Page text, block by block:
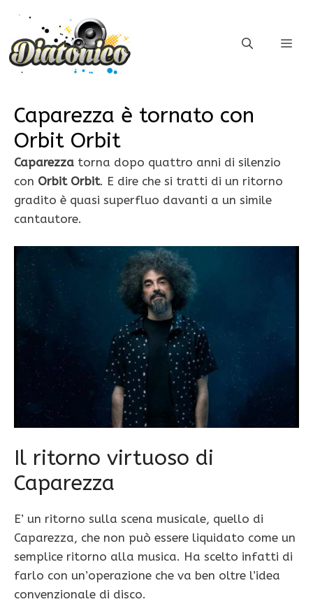
contenuto
Caparezza è tornato con
Orbit Orbit
Caparezza torna dopo quattro anni di silenzio
con Orbit Orbit. E dire che si tratti di un ritorno
gradito è quasi superfluo davanti a un simile
cantautore.
Il ritorno virtuoso di
Caparezza
E’ un ritorno sulla scena musicale, quello di
Caparezza, che non può essere liquidato come un
semplice ritorno alla musica. Ha scelto infatti di
farlo con un’operazione che va ben oltre l’idea
convenzionale di disco.